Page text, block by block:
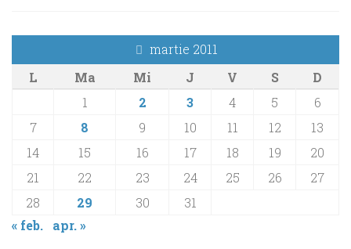
martie 2011
L
Ma Mi J V S
D
1
2 3 4 5
6
7
8 9 10 11 12
13
14
15 16 17 18 19
20
21
22 23 24 25 26
27
28
29 30
31
« feb.
apr. »